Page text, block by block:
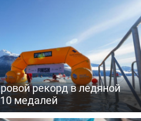
рекорд в ледяной
медалей